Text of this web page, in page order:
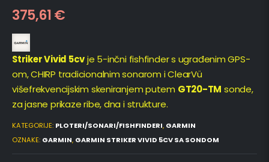
375,61€
Striker Vivid 5cvje 5-inčni fishfinder s ugrađenim GPS-
om, CHIRP tradicionalnim sonarom i ClearVü
višefrekvencijskim skeniranjem putem GT20-TM sonde,
za jasne prikaze ribe, dna i strukture.
KATEGORIJE: PLOTERI/SONARI/FISHFINDERI, GARMIN
OZNAKE: GARMIN, GARMIN STRIKER VIVID 5CV SA SONDOM